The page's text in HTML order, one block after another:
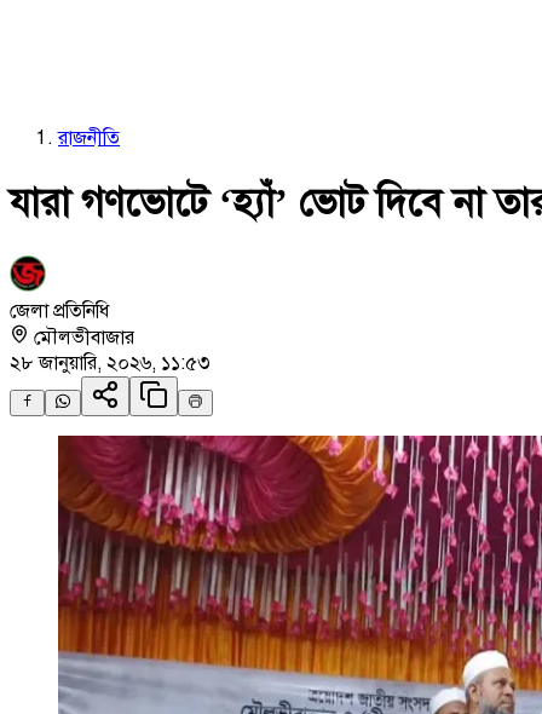
রাজনীতি
যারা গণভোটে ‘হ্যাঁ’ ভোট দিবে না
জেলা প্রতিনিধি
মৌলভীবাজার
২৮ জানুয়ারি, ২০২৬, ১১:৫৩